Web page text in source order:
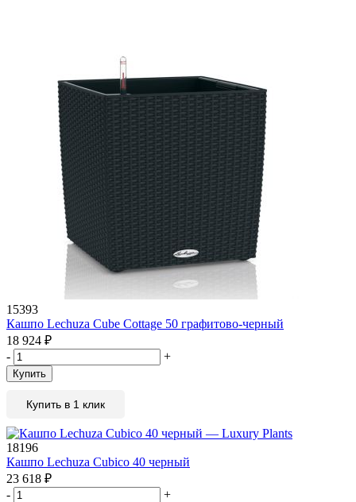
15393
Кашпо Lechuza Cube Cottage 50 графитово-черный
18 924 ₽
-
+
Купить
Купить в 1 клик
18196
Кашпо Lechuza Cubico 40 черный
23 618 ₽
-
+